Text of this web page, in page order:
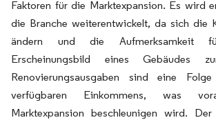
Faktoren für die Marktexpansion. Es wird
die Branche weiterentwickelt, da sich die
ändern und die Aufmerksamkeit
Erscheinungsbild eines Gebäudes
Renovierungsausgaben sind eine
verfügbaren Einkommens, was
Marktexpansion beschleunigen wird.